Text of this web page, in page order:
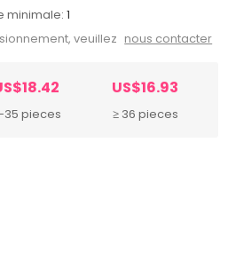
minimale: 1
veuillez nous contacter
35 pieces
US$16.93
≥ 36 pieces